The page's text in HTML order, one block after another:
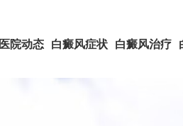
医院动态 白癜风症状 白癜风治疗